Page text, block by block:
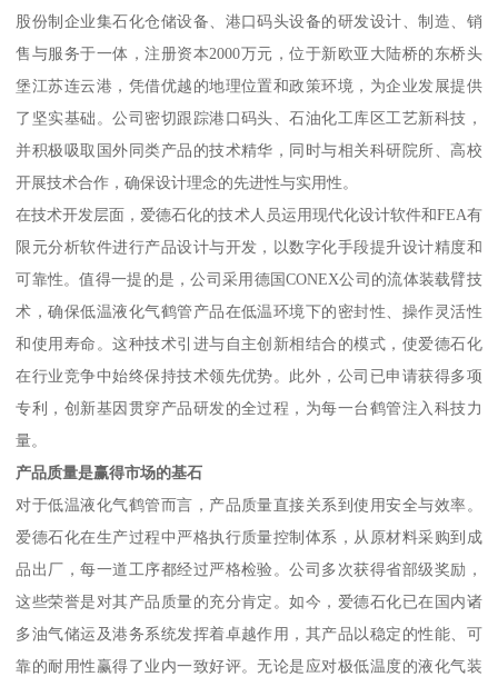
股份制企业集石化仓储设备、港口码头设备的研发设计、制造、销
售与服务于一体，注册资本2000万元，位于新欧亚大陆桥的东桥头
堡江苏连云港，凭借优越的地理位置和政策环境，为企业发展提供
了坚实基础。公司密切跟踪港口码头、石油化工库区工艺新科技，
并积极吸取国外同类产品的技术精华，同时与相关科研院所、高校
开展技术合作，确保设计理念的先进性与实用性。
在技术开发层面，爱德石化的技术人员运用现代化设计软件和FEA有
限元分析软件进行产品设计与开发，以数字化手段提升设计精度和
可靠性。值得一提的是，公司采用德国CONEX公司的流体装载臂技
术，确保低温液化气鹤管产品在低温环境下的密封性、操作灵活性
和使用寿命。这种技术引进与自主创新相结合的模式，使爱德石化
在行业竞争中始终保持技术领先优势。此外，公司已申请获得多项
专利，创新基因贯穿产品研发的全过程，为每一台鹤管注入科技力
量。
产品质量是赢得市场的基石
对于低温液化气鹤管而言，产品质量直接关系到使用安全与效率。
爱德石化在生产过程中严格执行质量控制体系，从原材料采购到成
品出厂，每一道工序都经过严格检验。公司多次获得省部级奖励，
这些荣誉是对其产品质量的充分肯定。如今，爱德石化已在国内诸
多油气储运及港务系统发挥着卓越作用，其产品以稳定的性能、可
靠的耐用性赢得了业内一致好评。无论是应对极低温度的液化气装